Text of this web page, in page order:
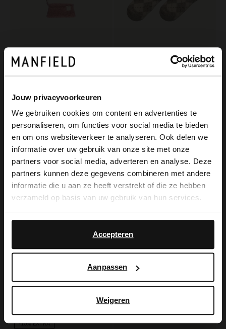
Jouw privacyvoorkeuren
We gebruiken cookies om content en advertenties te
personaliseren, om functies voor social media te bieden
en om ons websiteverkeer te analyseren. Ook delen we
informatie over uw gebruik van onze site met onze
partners voor social media, adverteren en analyse. Deze
partners kunnen deze gegevens combineren met andere
informatie die u aan ze heeft verstrekt of die ze hebben
verzameld op basis van uw gebruik van hun services.
Accepteren
Aanpassen
Weigeren
Manfield
Rosé gestreifte Kuschelsocken Grau karierte Socken
3er-Set gestreifte Socken
14.99
-60%
-10% EXTRA
×
View this website in English?
It looks like your language isn't Dutch. Would
you like to switch to English?
English